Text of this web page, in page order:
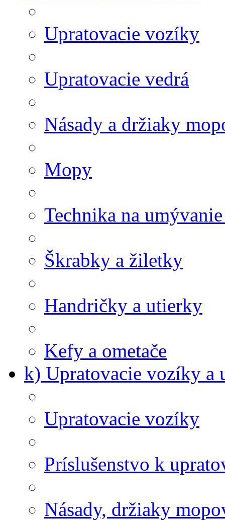
Upratovacie vozíky
Upratovacie vedrá
Násady a držiaky
Mopy
Technika na
Škrabky a žiletky
Handričky a utierky
Kefy a ometače
k) Upratovacie vozíky a
Upratovacie vozíky
Príslušenstvo k
Násady, držiaky